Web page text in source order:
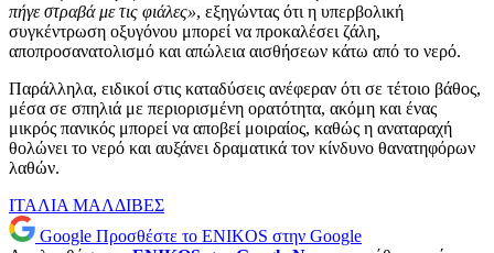
πήγε στραβά με τις φιάλες», εξηγώντας ότι η υπερβολική
συγκέντρωση οξυγόνου μπορεί να προκαλέσει ζάλη,
αποπροσανατολισμό και απώλεια αισθήσεων κάτω από το νερό.
Παράλληλα, ειδικοί στις καταδύσεις ανέφεραν ότι σε τέτοιο βάθος,
μέσα σε σπηλιά με περιορισμένη ορατότητα, ακόμη και ένας
μικρός πανικός μπορεί να αποβεί μοιραίος, καθώς η αναταραχή
θολώνει το νερό και αυξάνει δραματικά τον κίνδυνο θανατηφόρων
λαθών.
ΙΤΑΛΙΑ ΜΑΛΔΙΒΕΣ
Google Προσθέστε το ENIKOS στην Google